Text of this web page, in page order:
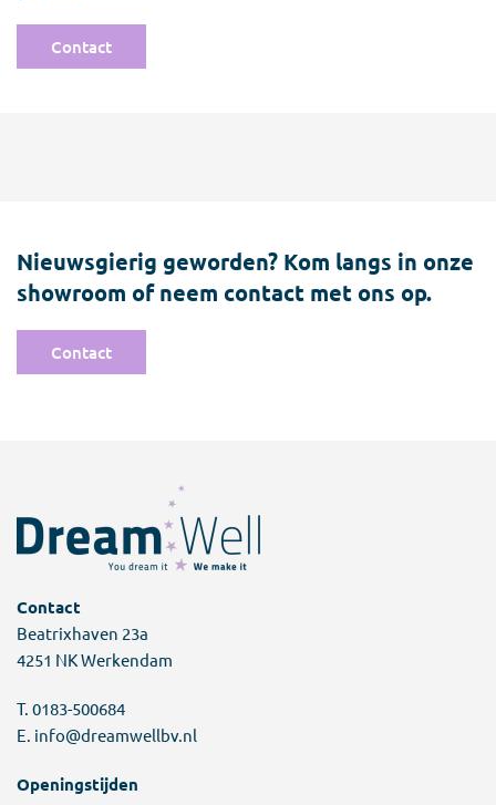
Contact
Nieuwsgierig geworden? Kom langs in onze
showroom of neem contact met ons op.
Contact
Contact
Beatrixhaven 23a
4251 NK Werkendam
T. 0183-500684
E. info@dreamwellbv.nl
Openingstijden